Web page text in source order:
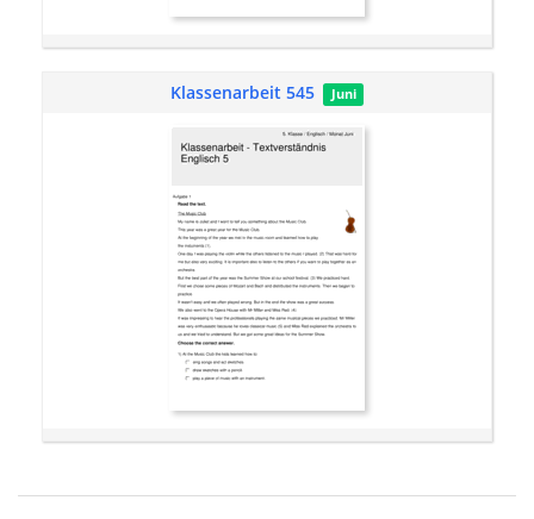
Klassenarbeit 545 Juni